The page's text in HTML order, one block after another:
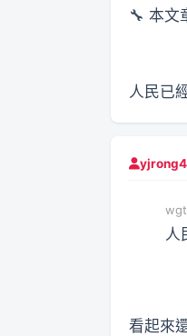
🔧 本文
人民已
人
看起來